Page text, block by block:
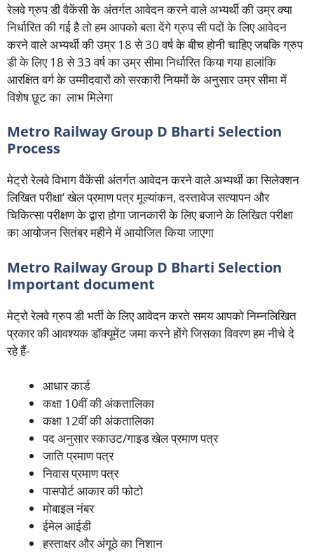
रेलवे ग्रुप डी वैकेंसी के अंतर्गत आवेदन करने वाले अभ्यर्थी की उम्र क्या
निर्धारित की गई है तो हम आपको बता देंगे ग्रुप सी पदों के लिए आवेदन
करने वाले अभ्यर्थी की उम्र 18 से 30 वर्ष के बीच होनी चाहिए जबकि ग्रुप
डी के लिए 18 से 33 वर्ष का उम्र सीमा निर्धारित किया गया हालांकि
आरक्षित वर्ग के उम्मीदवारों को सरकारी नियमों के अनुसार उम्र सीमा में
विशेष छूट का लाभ मिलेगा
Metro Railway Group D Bharti Selection
Process
मेट्रो रेलवे विभाग वैकेंसी अंतर्गत आवेदन करने वाले अभ्यर्थी का सिलेक्शन
लिखित परीक्षा’ खेल प्रमाण पत्र मूल्यांकन, दस्तावेज सत्यापन और
चिकित्सा परीक्षण के द्वारा होगा जानकारी के लिए बजाने के लिखित परीक्षा
का आयोजन सितंबर महीने में आयोजित किया जाएगा
Metro Railway Group D Bharti Selection
Important document
मेट्रो रेलवे ग्रुप डी भर्ती के लिए आवेदन करते समय आपको निम्नलिखित
प्रकार की आवश्यक डॉक्यूमेंट जमा करने होंगे जिसका विवरण हम नीचे दे
रहे हैं-
आधार कार्ड
कक्षा 10वीं की अंकतालिका
कक्षा 12वीं की अंकतालिका
पद अनुसार स्काउट/गाइड खेल प्रमाण पत्र
जाति प्रमाण पत्र
निवास प्रमाण पत्र
पासपोर्ट आकार की फोटो
मोबाइल नंबर
ईमेल आईडी
हस्ताक्षर और अंगूठे का निशान